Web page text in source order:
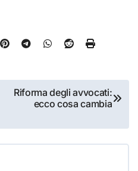
Riforma degli avvocati:
ecco cosa cambia